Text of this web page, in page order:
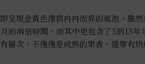
呈現金黃色澤與冉冉而昇的氣泡。雖
的兩倍時間，而其中更包含了5到15
層次，不僅僅是成熟的果香，還帶有